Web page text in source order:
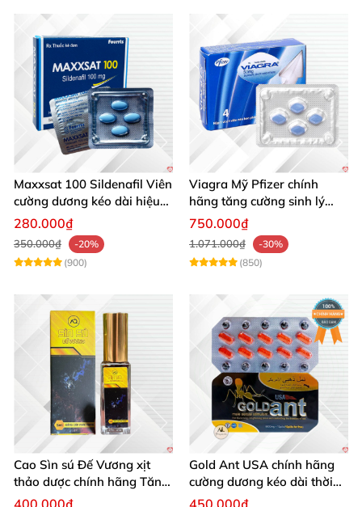
Maxxsat 100 Sildenafil Viên
cường dương kéo dài hiệu
quả nam giới
280.000₫
350.000₫
-20%
(900)
Viagra Mỹ Pfizer chính
hãng tăng cường sinh lý
nam, kéo dài hiệu quả
750.000₫
1.071.000₫
-30%
(850)
Cao Sìn sú Đế Vương xịt
thảo dược chính hãng Tăng
cường sinh lực tốt
400.000₫
Gold Ant USA chính hãng
cường dương kéo dài thời
gian - Kiến Vàng Đen Tây
450.000₫